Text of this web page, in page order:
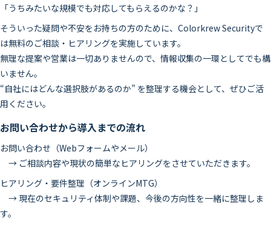
「うちみたいな規模でも対応してもらえるのかな？」
そういった疑問や不安をお持ちの方のために、Colorkrew Securityで
は無料のご相談・ヒアリングを実施しています。
無理な提案や営業は一切ありませんので、情報収集の一環としてでも構
いません。
“自社にはどんな選択肢があるのか” を整理する機会として、ぜひご活
用ください。
お問い合わせから導入までの流れ
お問い合わせ（Webフォームやメール）
→ ご相談内容や現状の簡単なヒアリングをさせていただきます。
ヒアリング・要件整理（オンラインMTG）
→ 現在のセキュリティ体制や課題、今後の方向性を一緒に整理しま
す。